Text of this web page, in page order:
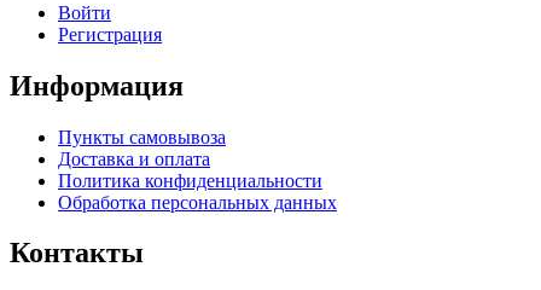
Войти
Регистрация
Информация
Пункты самовывоза
Доставка и оплата
Политика конфиденциальности
Обработка персональных данных
Контакты